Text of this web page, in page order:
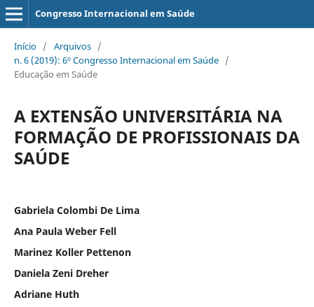
Congresso Internacional em Saúde
Início / Arquivos /
n. 6 (2019): 6º Congresso Internacional em Saúde /
Educação em Saúde
A EXTENSÃO UNIVERSITÁRIA NA
FORMAÇÃO DE PROFISSIONAIS DA
SAÚDE
Gabriela Colombi De Lima
Ana Paula Weber Fell
Marinez Koller Pettenon
Daniela Zeni Dreher
Adriane Huth